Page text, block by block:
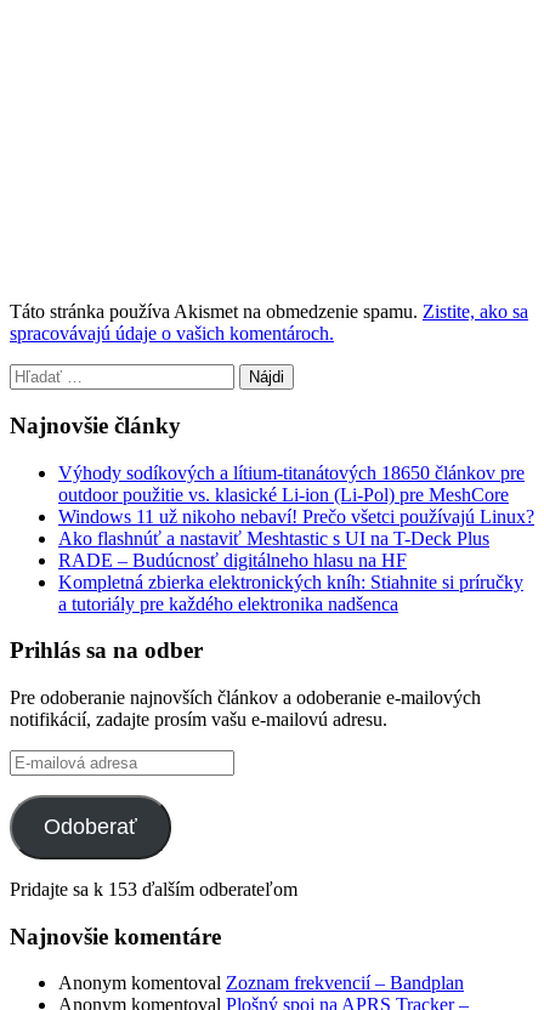
Táto stránka používa Akismet na obmedzenie spamu. Zistite, ako sa
spracovávajú údaje o vašich komentároch.
Hľadať:
Najnovšie články
Výhody sodíkových a lítium-titanátových 18650 článkov pre
outdoor použitie vs. klasické Li-ion (Li-Pol) pre MeshCore
Windows 11 už nikoho nebaví! Prečo všetci používajú Linux?
Ako flashnúť a nastaviť Meshtastic s UI na T-Deck Plus
RADE – Budúcnosť digitálneho hlasu na HF
Kompletná zbierka elektronických kníh: Stiahnite si príručky
a tutoriály pre každého elektronika nadšenca
Prihlás sa na odber
Pre odoberanie najnovších článkov a odoberanie e-mailových
notifikácií, zadajte prosím vašu e-mailovú adresu.
E-
mailová
adresa
Odoberať
Pridajte sa k 153 ďalším odberateľom
Najnovšie komentáre
Anonym komentoval Zoznam frekvencií – Bandplan
Anonym komentoval Plošný spoj na APRS Tracker –